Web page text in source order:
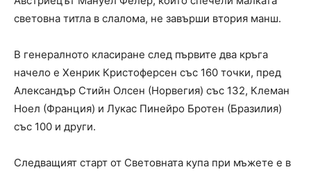
световна титла в слалома, не завърши втория манш.
В генералното класиране след първите два кръга
начело е Хенрик Кристоферсен със 160 точки, пред
Александър Стийн Олсен (Норвегия) със 132, Клеман
Ноел (Франция) и Лукас Пинейро Бротен (Бразилия)
със 100 и други.
Следващият старт от Световната купа при мъжете е в